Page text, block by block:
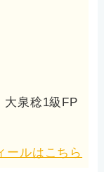
大泉稔1級FP
ールはこちら